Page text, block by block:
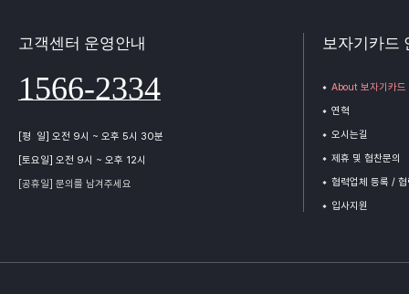
고객센터 운영안내
1566-2334
[평 일] 오전 9시 ~ 오후 5시 30분
[토요일] 오전 9시 ~ 오후 12시
[공휴일] 문의를 남겨주세요
보자기카드
About 보자기카드
연혁
오시는길
제휴 및 협찬문의
협력업체 등록 /
입사지원